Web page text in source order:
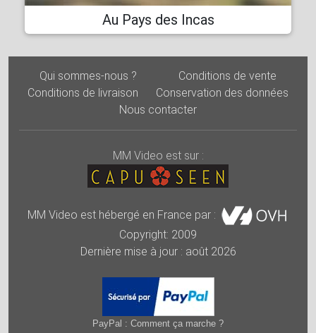
Au Pays des Incas
Qui sommes-nous ?
Conditions de vente
Conditions de livraison
Conservation des données
Nous contacter
MM Video est sur :
MM Video est hébergé en France par :
Copyright: 2009
Dernière mise à jour : août 2026
PayPal : Comment ça marche ?